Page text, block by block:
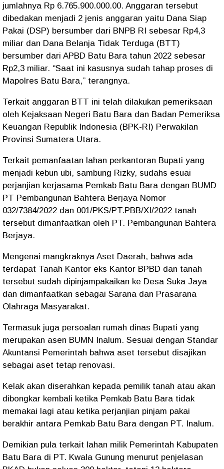
jumlahnya Rp 6.765.900.000.00. Anggaran tersebut
dibedakan menjadi 2 jenis anggaran yaitu Dana Siap
Pakai (DSP) bersumber dari BNPB RI sebesar Rp4,3
miliar dan Dana Belanja Tidak Terduga (BTT)
bersumber dari APBD Batu Bara tahun 2022 sebesar
Rp2,3 miliar. “Saat ini kasusnya sudah tahap proses di
Mapolres Batu Bara,” terangnya.
Terkait anggaran BTT ini telah dilakukan pemeriksaan
oleh Kejaksaan Negeri Batu Bara dan Badan Pemeriksa
Keuangan Republik Indonesia (BPK-RI) Perwakilan
Provinsi Sumatera Utara.
Terkait pemanfaatan lahan perkantoran Bupati yang
menjadi kebun ubi, sambung Rizky, sudahs esuai
perjanjian kerjasama Pemkab Batu Bara dengan BUMD
PT Pembangunan Bahtera Berjaya Nomor
032/7384/2022 dan 001/PKS/PT.PBB/XI/2022 tanah
tersebut dimanfaatkan oleh PT. Pembangunan Bahtera
Berjaya.
Mengenai mangkraknya Aset Daerah, bahwa ada
terdapat Tanah Kantor eks Kantor BPBD dan tanah
tersebut sudah dipinjampakaikan ke Desa Suka Jaya
dan dimanfaatkan sebagai Sarana dan Prasarana
Olahraga Masyarakat.
Termasuk juga persoalan rumah dinas Bupati yang
merupakan asen BUMN Inalum. Sesuai dengan Standar
Akuntansi Pemerintah bahwa aset tersebut disajikan
sebagai aset tetap renovasi.
Kelak akan diserahkan kepada pemilik tanah atau akan
dibongkar kembali ketika Pemkab Batu Bara tidak
memakai lagi atau ketika perjanjian pinjam pakai
berakhir antara Pemkab Batu Bara dengan PT. Inalum.
Demikian pula terkait lahan milik Pemerintah Kabupaten
Batu Bara di PT. Kwala Gunung menurut penjelasan